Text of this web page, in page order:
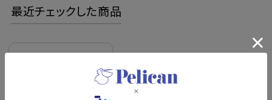
最近チェックした商品